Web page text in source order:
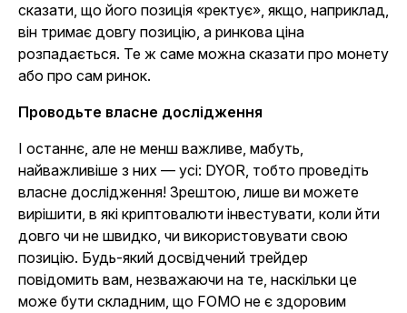
сказати, що його позиція «ректує», якщо, наприклад,
він тримає довгу позицію, а ринкова ціна
розпадається. Те ж саме можна сказати про монету
або про сам ринок.
Проводьте власне дослідження
І останнє, але не менш важливе, мабуть,
найважливіше з них — усі: DYOR, тобто проведіть
власне дослідження! Зрештою, лише ви можете
вирішити, в які криптовалюти інвестувати, коли йти
довго чи не швидко, чи використовувати свою
позицію. Будь-який досвідчений трейдер
повідомить вам, незважаючи на те, наскільки це
може бути складним, що FOMO не є здоровим